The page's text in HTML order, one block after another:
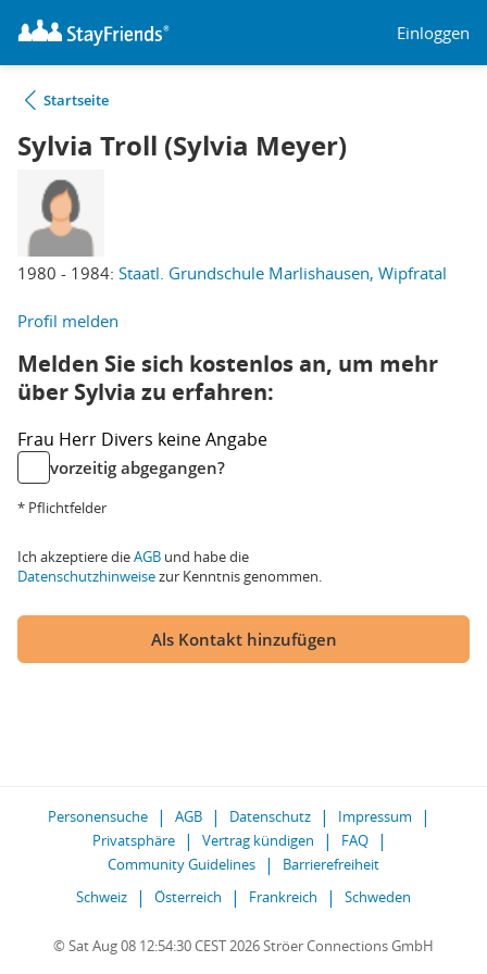
Einloggen
Startseite
Sylvia Troll (Sylvia Meyer)
1980 - 1984: Staatl. Grundschule Marlishausen, Wipfratal
Profil melden
Melden Sie sich kostenlos an, um mehr
über Sylvia zu erfahren:
Frau Herr Divers keine Angabe
vorzeitig abgegangen?
* Pflichtfelder
Ich akzeptiere dieAGB und habe die
Datenschutzhinweisezur Kenntnis genommen.
Als Kontakt hinzufügen
Personensuche AGB Datenschutz
Impressum
Privatsphäre
Vertrag kündigen
FAQ
Community Guidelines
Barrierefreiheit
Schweiz
Österreich Frankreich Schweden
© Sat Aug 08 12:54:30 CEST 2026 Ströer Connections GmbH